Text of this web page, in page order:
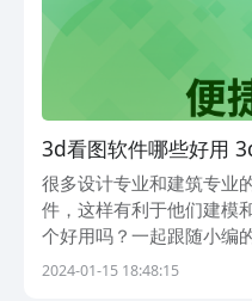
3d看图软件哪些好用
很多设计专业和建筑专业
件，这样有利于他们建模
个好用吗？一起跟随小编
就知道有哪些软件可以满
2024-01-15 18:48:15